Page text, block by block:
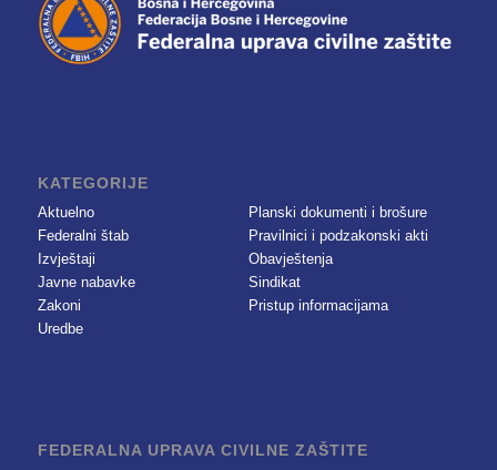
KATEGORIJE
Aktuelno
Federalni štab
Izvještaji
Javne nabavke
Zakoni
Uredbe
Planski dokumenti i brošure
Pravilnici i podzakonski akti
Obavještenja
Sindikat
Pristup informacijama
FEDERALNA UPRAVA CIVILNE ZAŠTITE